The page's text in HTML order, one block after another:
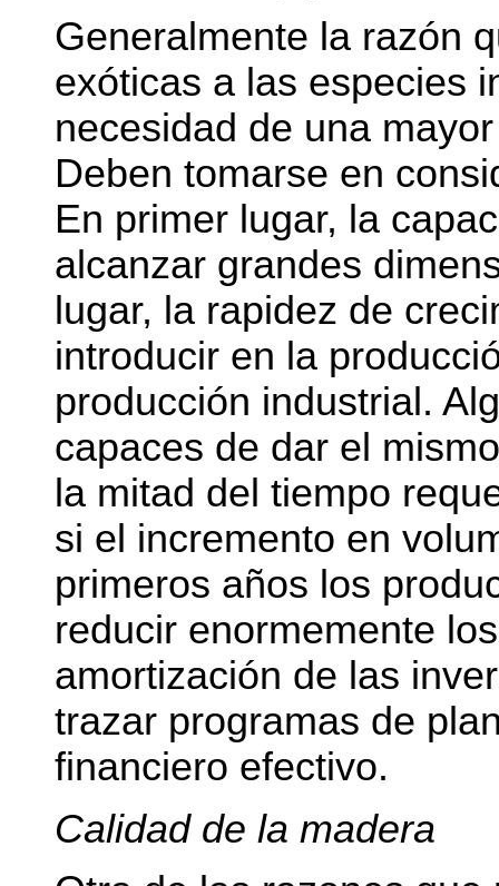
Generalmente la razón
exóticas a las especies
necesidad de una
Deben tomarse en
En primer lugar, la
alcanzar grandes
lugar, la rapidez de
introducir en la
producción industrial.
capaces de dar el
la mitad del tiempo
si el incremento en
primeros años los
reducir enormemente
amortización de las
trazar programas de
financiero efectivo.
Calidad de la madera